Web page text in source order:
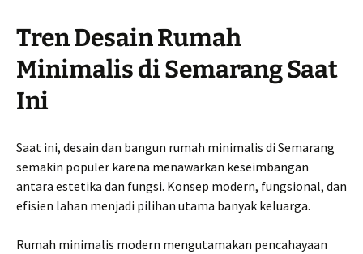
Tren Desain Rumah
Minimalis di Semarang Saat
Ini
Saat ini, desain dan bangun rumah minimalis di Semarang
semakin populer karena menawarkan keseimbangan
antara estetika dan fungsi. Konsep modern, fungsional, dan
efisien lahan menjadi pilihan utama banyak keluarga.
Rumah minimalis modern mengutamakan pencahayaan